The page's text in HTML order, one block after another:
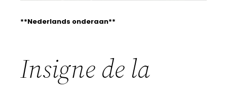
**Nederlands onderaan**
Insignede la